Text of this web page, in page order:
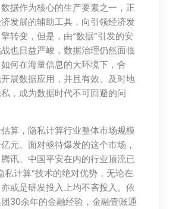
据作为核心的生产要素之一，正
发展的辅助工具，向引领经济发
转变，但是，由“数据”引发的安
也日益严峻，数据治理仍然面临
何在海量信息的大环境下，合
展数据应用，并且有效、及时地
，成为数据时代不可回避的问
算，隐私计算行业整体市场规模
元。面对亟待爆发的这个市场，
讯、中国平安在内的行业顶流已
私计算”技术的绝对优势，无论在
或是研发投入上均不吝投入。依
30余年的金融经验，金融壹账通